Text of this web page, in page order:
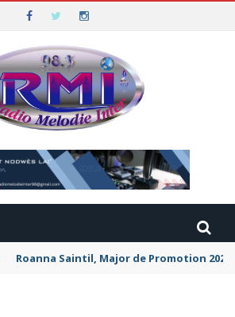
Roanna Saintil, Major de Promotion